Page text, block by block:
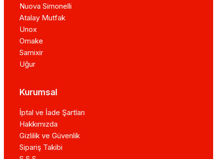
Nuova Simonelli
Atalay Mutfak
Unox
Omake
Samixir
Uğur
Kurumsal
İptal ve İade Şartları
Hakkımızda
Gizlilik ve Güvenlik
Sipariş Takibi